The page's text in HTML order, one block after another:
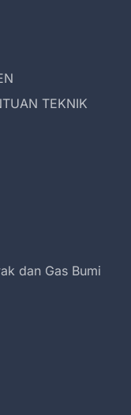
TEKNIK
dan Gas Bumi